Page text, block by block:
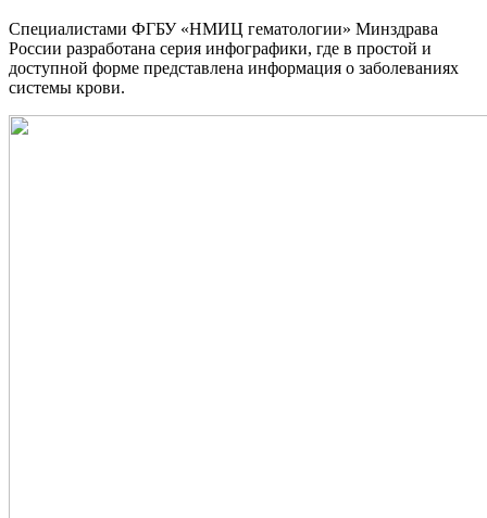
Специалистами ФГБУ «НМИЦ гематологии» Минздрава
России разработана серия инфографики, где в простой и
доступной форме представлена информация о заболеваниях
системы крови.